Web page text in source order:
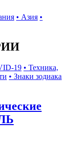
• Азия •
19 • Техника,
• Знаки зодиака